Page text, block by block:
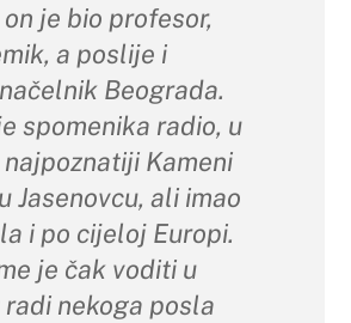
je bio profesor,
a poslije i
Beograda.
spomenika radio, u
najpoznatiji Kameni
Jasenovcu, ali imao
i po cijeloj Europi.
je čak voditi u
nekoga posla